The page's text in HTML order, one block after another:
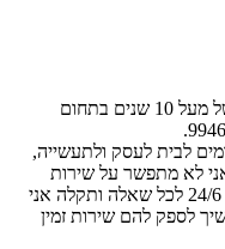
אני עמית מתן חשמלאי מוסמך, עם ניסיון של מעל 10 שנים בתחום
לבית לעסק ולתעשייה,
לא מתפשר על שירות
ומקצועיות עבור לקוחותיי ודואג לתת מענה 24/6 לכל שאלה ותקלה אני
לספק להם שירות זמין